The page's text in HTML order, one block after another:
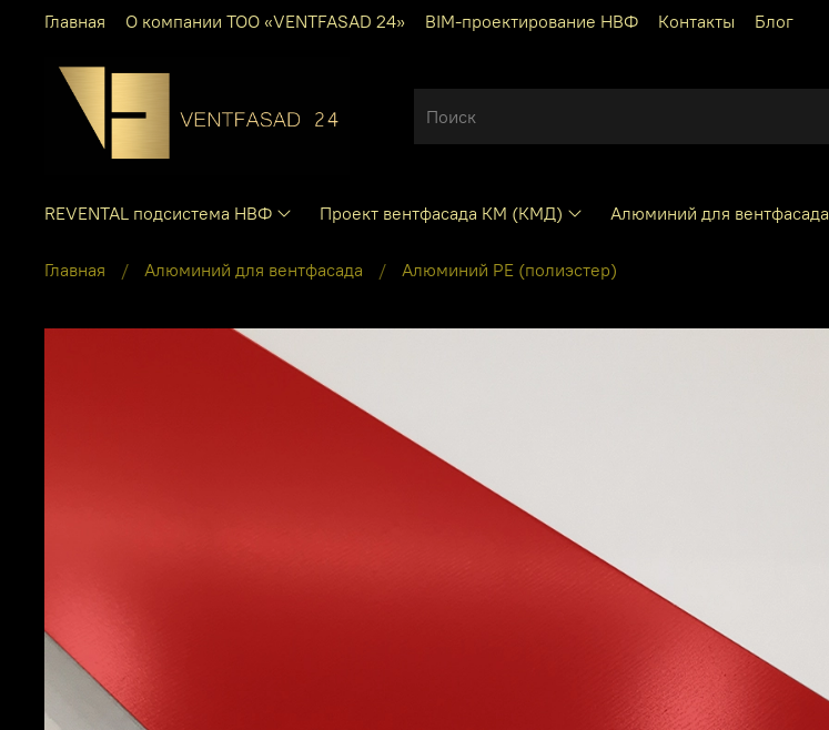
Главная О компании ТОО «VENTFASAD 24» BIM-проектирование НВФ Контакты Блог
REVENTAL подсистема НВФ Проект вентфасада КМ (КМД) Алюминий для вентфасада
Главная Алюминий для вентфасада Алюминий PE (полиэстер)